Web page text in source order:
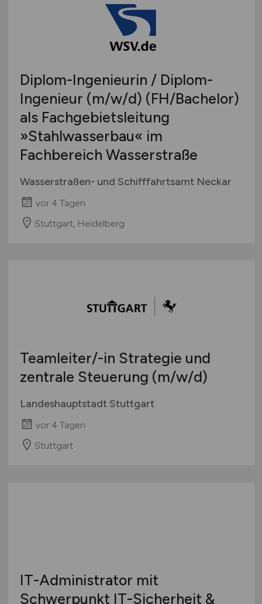
Diplom-Ingenieurin / Diplom-
Ingenieur (m/w/d) (FH/Bachelor)
als Fachgebietsleitung
»Stahlwasserbau« im
Fachbereich Wasserstraße
Wasserstraßen- und Schifffahrtsamt Neckar
vor 4 Tagen
Stuttgart, Heidelberg
Teamleiter/-in Strategie und
zentrale Steuerung (m/w/d)
Landeshauptstadt Stuttgart
vor 4 Tagen
Stuttgart
IT-Administrator mit
Schwerpunkt IT-Sicherheit &